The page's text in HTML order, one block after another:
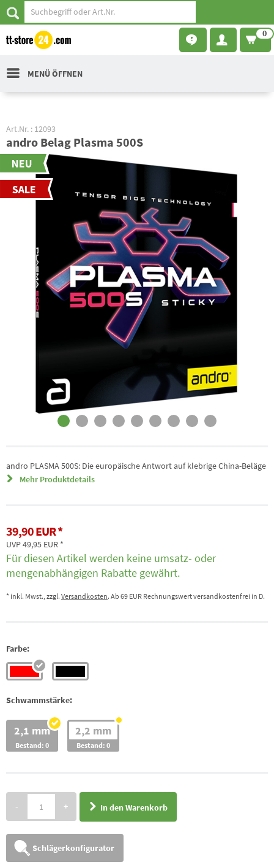
0
MENÜ ÖFFNEN
Art.Nr. : 12093
andro Belag Plasma 500S
andro PLASMA 500S: Die europäische Antwort auf klebrige China-Beläge
Mehr Produktdetails
39,90 EUR
UVP 49,95 EUR
Für diesen Artikel werden keine umsatz- oder
mengenabhängigen Rabatte gewährt.
* inkl. Mwst., zzgl. Versandkosten. Ab 69 EUR Rechnungswert versandkostenfrei in D.
Farbe:
Schwammstärke:
2,1 mm
Bestand: 0
2,2 mm
Bestand: 0
- + In den Warenkorb
Schlägerkonfigurator